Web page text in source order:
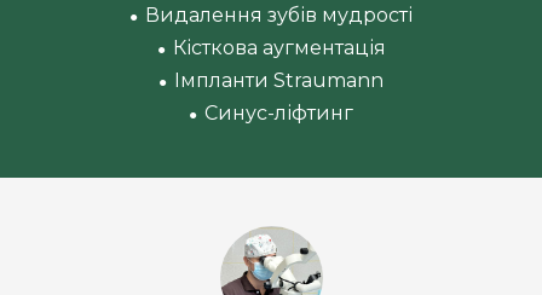
● Видалення зубів мудрості
● Кісткова аугментація
● Імпланти Straumann
● Синус-ліфтинг